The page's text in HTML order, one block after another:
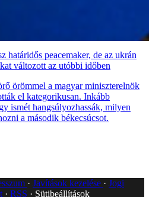
határidős peacemaker, de az ukrán
változott az utóbbi időben
örömmel a magyar miniszterelnök
el kategorikusan. Inkább
ismét hangsúlyozhassák, milyen
a második békecsúcsot.
Javítások kezelése
Jogi
RSS
Sütibeállítások